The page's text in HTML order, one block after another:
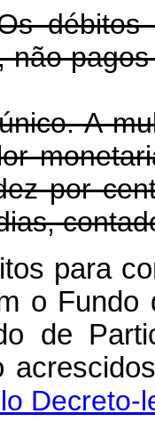
débitos
não
A multa
por
para
o Fundo
de
Decreto-